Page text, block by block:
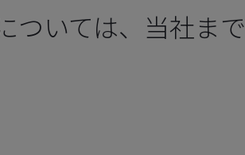
ついては、当社ま